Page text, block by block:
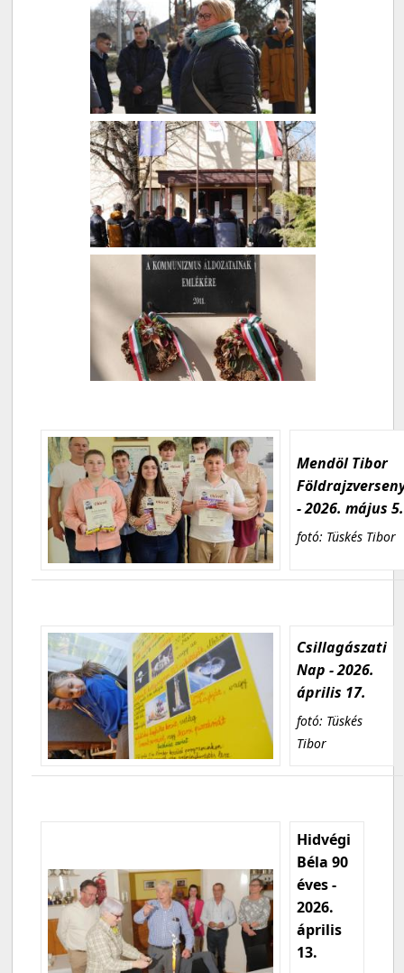
Mendöl Tibor
- 2026. május 5.
fotó: Tüskés Tibor
Csillagászati
Nap - 2026.
április 17.
fotó: Tüskés
Tibor
Hidvégi
Béla 90
éves -
2026.
április
13.